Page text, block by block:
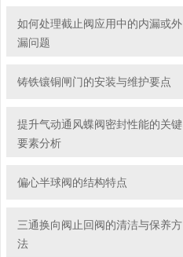
如何处理截止阀应用中的内漏或外
漏问题
铸铁镶铜闸门的安装与维护要点
提升气动通风蝶阀密封性能的关键
要素分析
偏心半球阀的结构特点
三通换向阀止回阀的清洁与保养方
法